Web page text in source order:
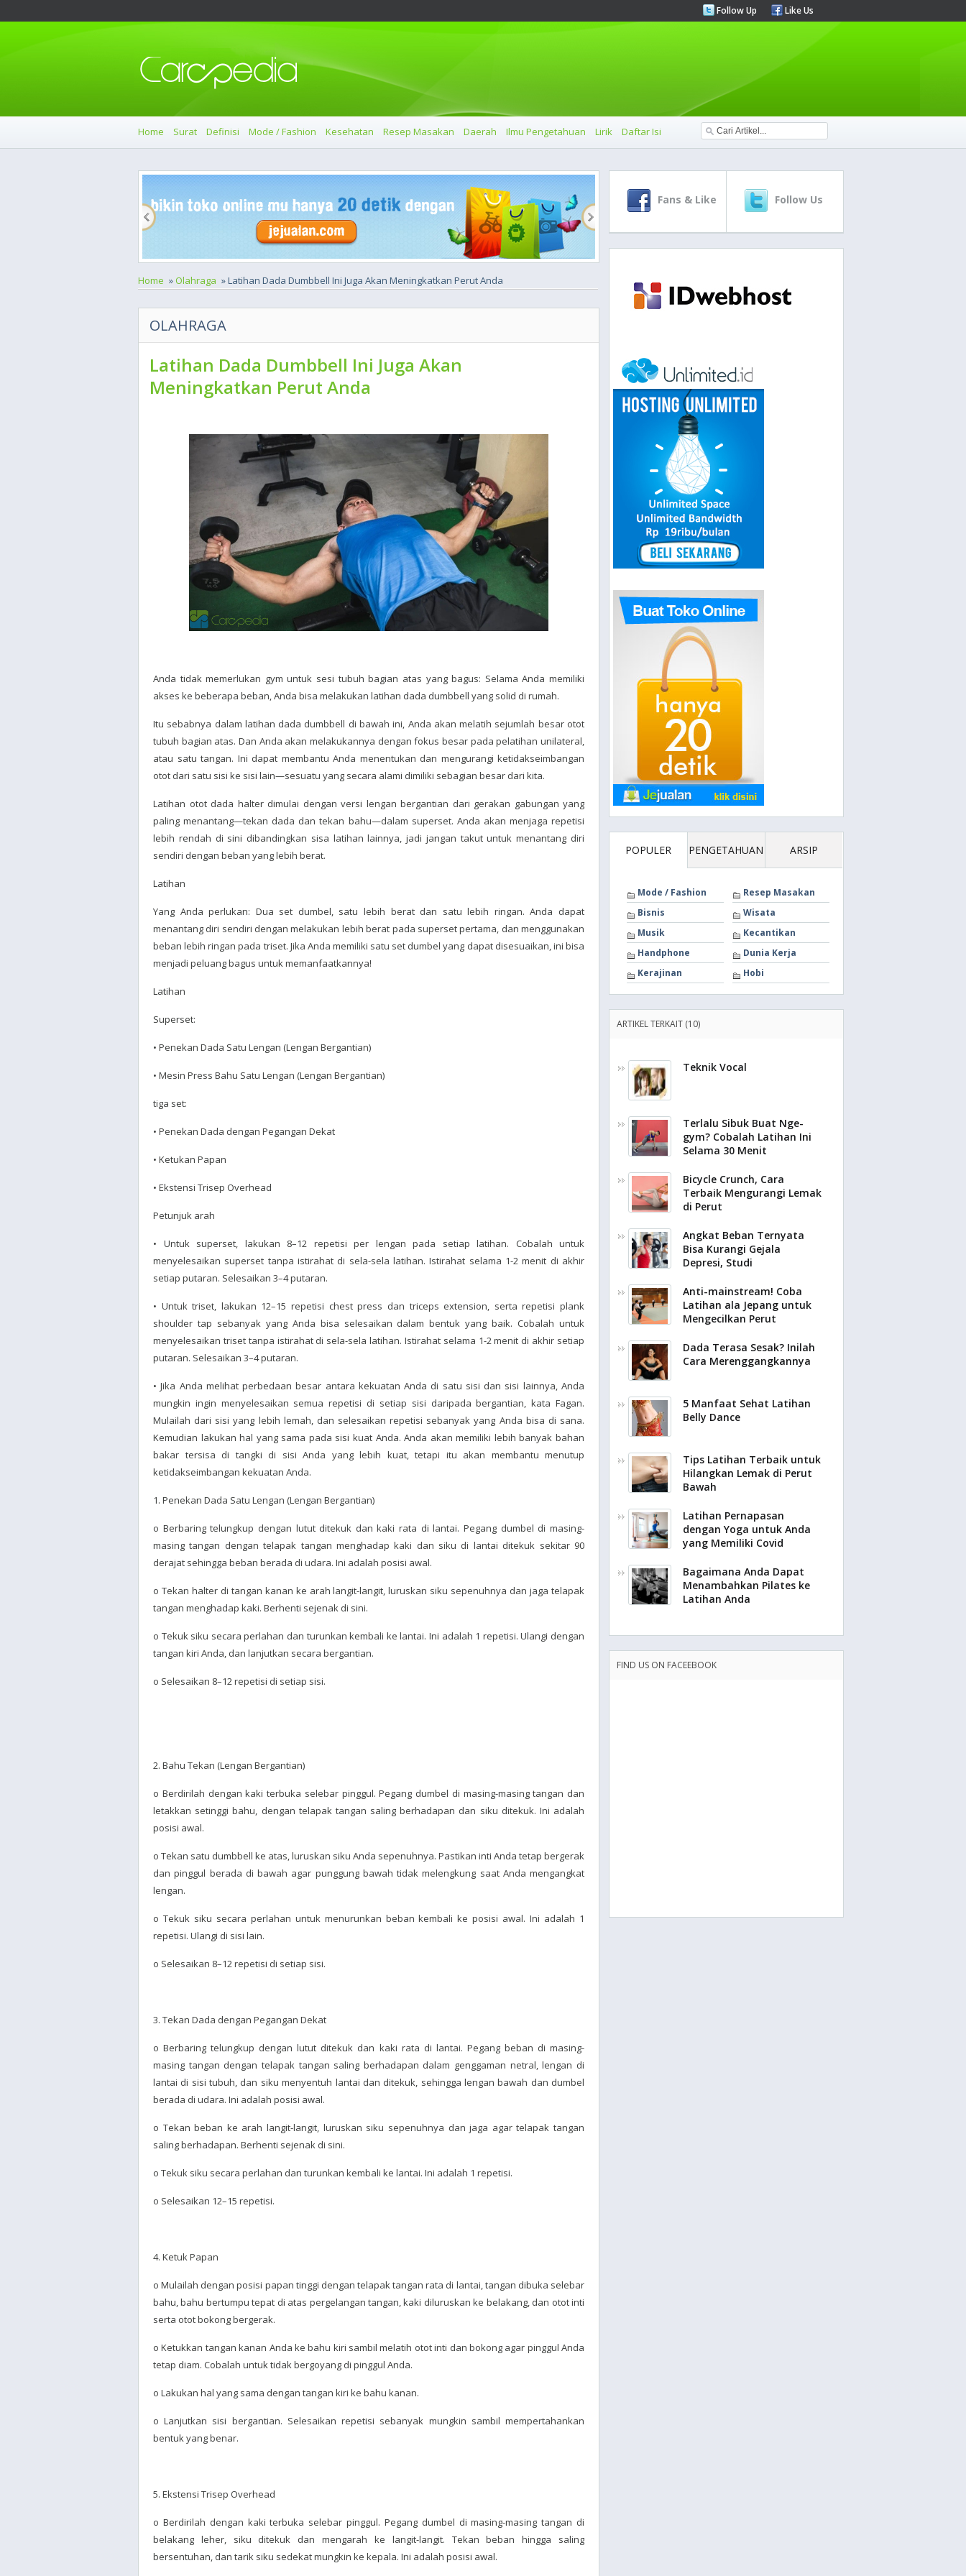
Follow Up Like Us
Home Surat Definisi Mode / Fashion Kesehatan Resep Masakan Daerah Ilmu Pengetahuan Lirik Daftar Isi
Home » Olahraga » Latihan Dada Dumbbell Ini Juga Akan Meningkatkan Perut Anda
OLAHRAGA
Latihan Dada Dumbbell Ini Juga Akan
Meningkatkan Perut Anda
Anda tidak memerlukan gym untuk sesi tubuh bagian atas yang bagus: Selama Anda memiliki
akses ke beberapa beban, Anda bisa melakukan latihan dada dumbbell yang solid di rumah.
Itu sebabnya dalam latihan dada dumbbell di bawah ini, Anda akan melatih sejumlah besar otot
tubuh bagian atas. Dan Anda akan melakukannya dengan fokus besar pada pelatihan unilateral,
atau satu tangan. Ini dapat membantu Anda menentukan dan mengurangi ketidakseimbangan
otot dari satu sisi ke sisi lain—sesuatu yang secara alami dimiliki sebagian besar dari kita.
Latihan otot dada halter dimulai dengan versi lengan bergantian dari gerakan gabungan yang
paling menantang—tekan dada dan tekan bahu—dalam superset. Anda akan menjaga repetisi
lebih rendah di sini dibandingkan sisa latihan lainnya, jadi jangan takut untuk menantang diri
sendiri dengan beban yang lebih berat.
Latihan
Yang Anda perlukan: Dua set dumbel, satu lebih berat dan satu lebih ringan. Anda dapat
menantang diri sendiri dengan melakukan lebih berat pada superset pertama, dan menggunakan
beban lebih ringan pada triset. Jika Anda memiliki satu set dumbel yang dapat disesuaikan, ini bisa
menjadi peluang bagus untuk memanfaatkannya!
Latihan
Superset:
• Penekan Dada Satu Lengan (Lengan Bergantian)
• Mesin Press Bahu Satu Lengan (Lengan Bergantian)
tiga set:
• Penekan Dada dengan Pegangan Dekat
• Ketukan Papan
• Ekstensi Trisep Overhead
Petunjuk arah
• Untuk superset, lakukan 8–12 repetisi per lengan pada setiap latihan. Cobalah untuk
menyelesaikan superset tanpa istirahat di sela-sela latihan. Istirahat selama 1-2 menit di akhir
setiap putaran. Selesaikan 3–4 putaran.
• Untuk triset, lakukan 12–15 repetisi chest press dan triceps extension, serta repetisi plank
shoulder tap sebanyak yang Anda bisa selesaikan dalam bentuk yang baik. Cobalah untuk
menyelesaikan triset tanpa istirahat di sela-sela latihan. Istirahat selama 1-2 menit di akhir setiap
putaran. Selesaikan 3–4 putaran.
• Jika Anda melihat perbedaan besar antara kekuatan Anda di satu sisi dan sisi lainnya, Anda
mungkin ingin menyelesaikan semua repetisi di setiap sisi daripada bergantian, kata Fagan.
Mulailah dari sisi yang lebih lemah, dan selesaikan repetisi sebanyak yang Anda bisa di sana.
Kemudian lakukan hal yang sama pada sisi kuat Anda. Anda akan memiliki lebih banyak bahan
bakar tersisa di tangki di sisi Anda yang lebih kuat, tetapi itu akan membantu menutup
ketidakseimbangan kekuatan Anda.
1. Penekan Dada Satu Lengan (Lengan Bergantian)
o Berbaring telungkup dengan lutut ditekuk dan kaki rata di lantai. Pegang dumbel di masing-
masing tangan dengan telapak tangan menghadap kaki dan siku di lantai ditekuk sekitar 90
derajat sehingga beban berada di udara. Ini adalah posisi awal.
o Tekan halter di tangan kanan ke arah langit-langit, luruskan siku sepenuhnya dan jaga telapak
tangan menghadap kaki. Berhenti sejenak di sini.
o Tekuk siku secara perlahan dan turunkan kembali ke lantai. Ini adalah 1 repetisi. Ulangi dengan
tangan kiri Anda, dan lanjutkan secara bergantian.
o Selesaikan 8–12 repetisi di setiap sisi.
2. Bahu Tekan (Lengan Bergantian)
o Berdirilah dengan kaki terbuka selebar pinggul. Pegang dumbel di masing-masing tangan dan
letakkan setinggi bahu, dengan telapak tangan saling berhadapan dan siku ditekuk. Ini adalah
posisi awal.
o Tekan satu dumbbell ke atas, luruskan siku Anda sepenuhnya. Pastikan inti Anda tetap bergerak
dan pinggul berada di bawah agar punggung bawah tidak melengkung saat Anda mengangkat
lengan.
o Tekuk siku secara perlahan untuk menurunkan beban kembali ke posisi awal. Ini adalah 1
repetisi. Ulangi di sisi lain.
o Selesaikan 8–12 repetisi di setiap sisi.
3. Tekan Dada dengan Pegangan Dekat
o Berbaring telungkup dengan lutut ditekuk dan kaki rata di lantai. Pegang beban di masing-
masing tangan dengan telapak tangan saling berhadapan dalam genggaman netral, lengan di
lantai di sisi tubuh, dan siku menyentuh lantai dan ditekuk, sehingga lengan bawah dan dumbel
berada di udara. Ini adalah posisi awal.
o Tekan beban ke arah langit-langit, luruskan siku sepenuhnya dan jaga agar telapak tangan
saling berhadapan. Berhenti sejenak di sini.
o Tekuk siku secara perlahan dan turunkan kembali ke lantai. Ini adalah 1 repetisi.
o Selesaikan 12–15 repetisi.
4. Ketuk Papan
o Mulailah dengan posisi papan tinggi dengan telapak tangan rata di lantai, tangan dibuka selebar
bahu, bahu bertumpu tepat di atas pergelangan tangan, kaki diluruskan ke belakang, dan otot inti
serta otot bokong bergerak.
o Ketukkan tangan kanan Anda ke bahu kiri sambil melatih otot inti dan bokong agar pinggul Anda
tetap diam. Cobalah untuk tidak bergoyang di pinggul Anda.
o Lakukan hal yang sama dengan tangan kiri ke bahu kanan.
o Lanjutkan sisi bergantian. Selesaikan repetisi sebanyak mungkin sambil mempertahankan
bentuk yang benar.
5. Ekstensi Trisep Overhead
o Berdirilah dengan kaki terbuka selebar pinggul. Pegang dumbel di masing-masing tangan di
belakang leher, siku ditekuk dan mengarah ke langit-langit. Tekan beban hingga saling
bersentuhan, dan tarik siku sedekat mungkin ke kepala. Ini adalah posisi awal.
Fans & Like Follow Us
POPULER PENGETAHUAN ARSIP
Mode / Fashion
Resep Masakan
Bisnis
Wisata
Musik
Kecantikan
Handphone
Dunia Kerja
Kerajinan
Hobi
ARTIKEL TERKAIT (10)
Teknik Vocal
Terlalu Sibuk Buat Nge-
gym? Cobalah Latihan Ini
Selama 30 Menit
Bicycle Crunch, Cara
Terbaik Mengurangi Lemak
di Perut
Angkat Beban Ternyata
Bisa Kurangi Gejala
Depresi, Studi
Anti-mainstream! Coba
Latihan ala Jepang untuk
Mengecilkan Perut
Dada Terasa Sesak? Inilah
Cara Merenggangkannya
5 Manfaat Sehat Latihan
Belly Dance
Tips Latihan Terbaik untuk
Hilangkan Lemak di Perut
Bawah
Latihan Pernapasan
dengan Yoga untuk Anda
yang Memiliki Covid
Bagaimana Anda Dapat
Menambahkan Pilates ke
Latihan Anda
FIND US ON FACEEBOOK